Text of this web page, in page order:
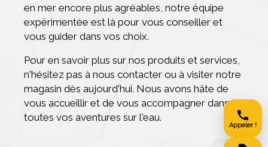
en mer encore plus agréables, notre équipe
expérimentée est là pour vous conseiller et
vous guider dans vos choix.
Pour en savoir plus sur nos produits et services,
n'hésitez pas à nous contacter ou à visiter notre
magasin dès aujourd'hui. Nous avons hâte de
vous accueillir et de vous accompagner dans
toutes vos aventures sur l'eau.
Appeler !